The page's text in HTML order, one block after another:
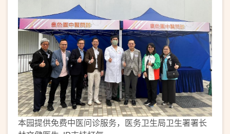
本园提供免费中医问诊服务，医务卫生局卫生署署长